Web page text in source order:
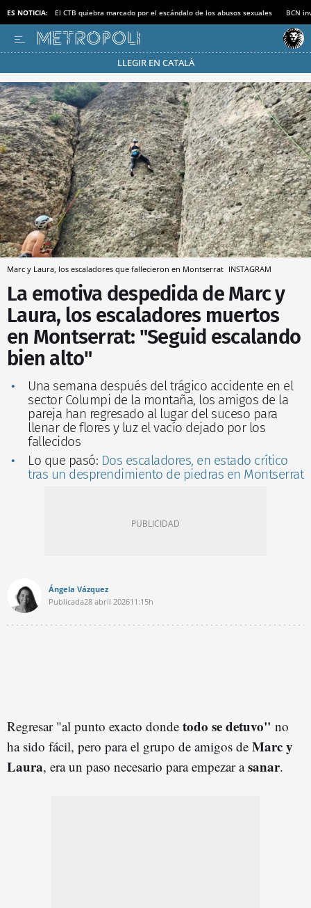
ES NOTICIA: El CTB quiebra marcado por el escándalo de los abusos sexuales BCN
LLEGIR EN CATALÀ
Pásate al MODO AHORRO
Marc y Laura, los escaladores que fallecieron en Montserrat INSTAGRAM
La emotiva despedida de Marc y
Laura, los escaladores muertos
en Montserrat: "Seguid escalando
bien alto"
Una semana después del trágico accidente en el
sector Columpi de la montaña, los amigos de la
pareja han regresado al lugar del suceso para
llenar de flores y luz el vacío dejado por los
fallecidos
Lo que pasó: Dos escaladores, en estado crítico
tras un desprendimiento de piedras en Montserrat
Ángela Vázquez
Publicada28 abril 202611:15h
Regresar "al punto exacto donde todo se detuvo" no
ha sido fácil, pero para el grupo de amigos de Marc y
Laura, era un paso necesario para empezar asanar.